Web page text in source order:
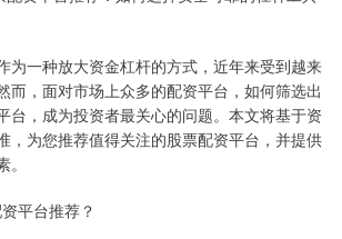
为一种放大资金杠杆的方式，近年来受到越来
而，面对市场上众多的配资平台，如何筛选出
台，成为投资者最关心的问题。本文将基于资
，为您推荐值得关注的股票配资平台，并提供
平台推荐？